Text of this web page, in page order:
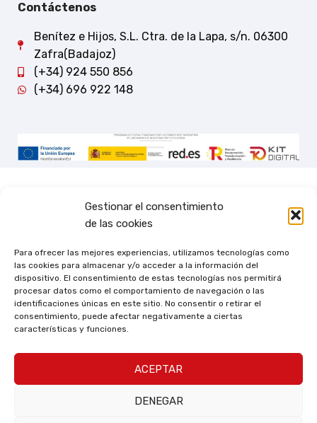
Gestionar el consentimiento
de las cookies
Para ofrecer las mejores experiencias, utilizamos tecnologías como
las cookies para almacenar y/o acceder a la información del
dispositivo. El consentimiento de estas tecnologías nos permitirá
procesar datos como el comportamiento de navegación o las
identificaciones únicas en este sitio. No consentir o retirar el
consentimiento, puede afectar negativamente a ciertas
características y funciones.
ACEPTAR
DENEGAR
Contáctenos
Benítez e Hijos, S.L. Ctra. de la Lapa, s/n. 06300
Zafra(Badajoz)
(+34) 924 550 856
(+34) 696 922 148